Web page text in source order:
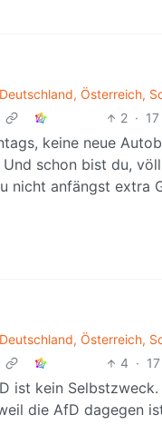
Österreich,
2 ·
keine neue
schon bist du,
nicht anfängst extra
Österreich,
4 ·
ist kein
die AfD dagegen